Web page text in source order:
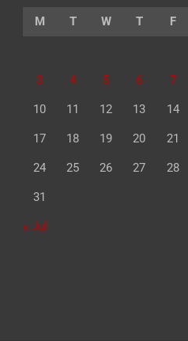
M T W T F
3 4 5 6 7
10 11 12 13 14
17 18 19 20 21
24 25 26 27 28
31
« Jul